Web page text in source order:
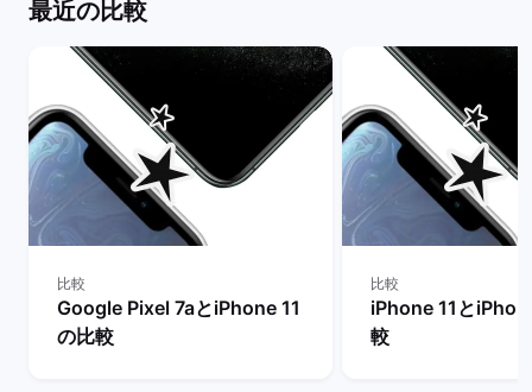
最近の比較
比較
Google Pixel 7aとiPhone 11
の比較
比較
iPhone 11と
較